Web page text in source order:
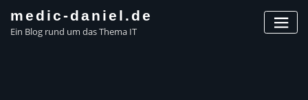
content
medic-daniel.de
Ein Blog rund um das Thema IT